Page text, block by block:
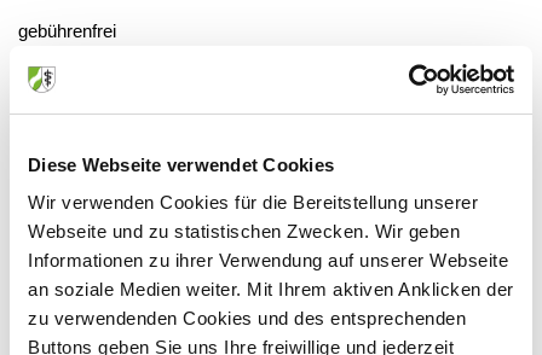
Diese Webseite verwendet Cookies
Wir verwenden Cookies für die Bereitstellung unserer
Webseite und zu statistischen Zwecken. Wir geben
Informationen zu ihrer Verwendung auf unserer Webseite
an soziale Medien weiter. Mit Ihrem aktiven Anklicken der
zu verwendenden Cookies und des entsprechenden
Buttons geben Sie uns Ihre freiwillige und jederzeit
gebührenfrei
Veranstaltungsort:
Krankenhaus, Ebene 3, Konferenzraum
Wilhelm-Breckow-Allee 20, 51643
Gummersbach
Anbieter: